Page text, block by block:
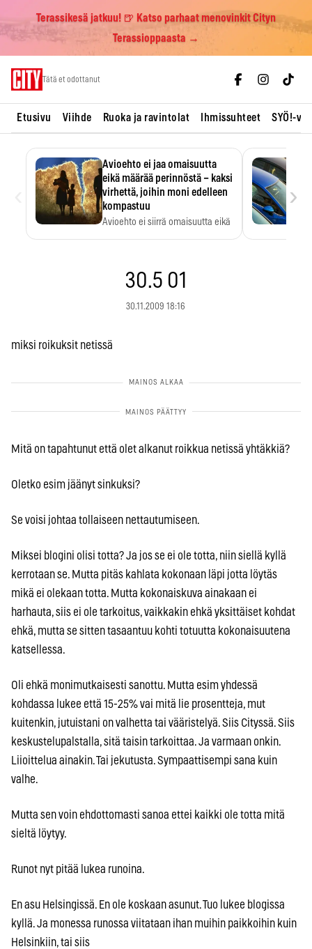
Terassikesä jatkuu! 🍺 Katso parhaat menovinkit Cityn
Terassioppaasta →
Tätä et odottanut
Etusivu Viihde Ruoka ja ravintolat Ihmissuhteet SYÖ!-
Avioehto ei jaa omaisuutta
eikä määrää perinnöstä – kaksi
virhettä, joihin moni edelleen
kompastuu
Avioehto ei siirrä omaisuutta eikä
›
30.5 01
30.11.2009 18:16
miksi roikuksit netissä
Mitä on tapahtunut että olet alkanut roikkua netissä yhtäkkiä?
Oletko esim jäänyt sinkuksi?
Se voisi johtaa tollaiseen nettautumiseen.
Miksei blogini olisi totta? Ja jos se ei ole totta, niin siellä kyllä
kerrotaan se. Mutta pitäs kahlata kokonaan läpi jotta löytäs
mikä ei olekaan totta. Mutta kokonaiskuva ainakaan ei
harhauta, siis ei ole tarkoitus, vaikkakin ehkä yksittäiset kohdat
ehkä, mutta se sitten tasaantuu kohti totuutta kokonaisuutena
katsellessa.
Oli ehkä monimutkaisesti sanottu. Mutta esim yhdessä
kohdassa lukee että 15-25% vai mitä lie prosentteja, mut
kuitenkin, jutuistani on valhetta tai vääristelyä. Siis Cityssä. Siis
keskustelupalstalla, sitä taisin tarkoittaa. Ja varmaan onkin.
Liioittelua ainakin. Tai jekutusta. Sympaattisempi sana kuin
valhe.
Mutta sen voin ehdottomasti sanoa ettei kaikki ole totta mitä
sieltä löytyy.
Runot nyt pitää lukea runoina.
En asu Helsingissä. En ole koskaan asunut. Tuo lukee blogissa
kyllä. Ja monessa runossa viitataan ihan muihin paikkoihin kuin
Helsinkiin, tai siis